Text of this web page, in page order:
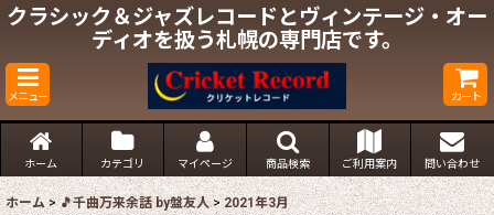
クラシック＆ジャズレコードとヴィンテージ・オー
ディオを扱う札幌の専門店です。
メニュー カート
ホーム カテゴリ マイページ 商品検索 ご利用案内 問い合わせ
ホーム > 🎵千曲万来余話 by盤友人 > 2021年3月